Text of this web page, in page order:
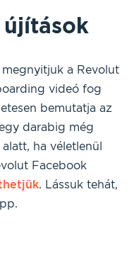
a Revolut
videó fog
bemutatja az
darabig még
ha véletlenül
Facebook
. Lássuk tehát,